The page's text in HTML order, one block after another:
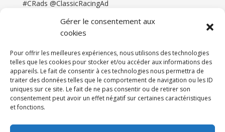
Gérer le consentement aux
cookies
Pour offrir les meilleures expériences, nous utilisons des technologies
telles que les cookies pour stocker et/ou accéder aux informations des
appareils. Le fait de consentir à ces technologies nous permettra de
traiter des données telles que le comportement de navigation ou les ID
uniques sur ce site. Le fait de ne pas consentir ou de retirer son
consentement peut avoir un effet négatif sur certaines caractéristiques
et fonctions.
#CRads @ClassicRacingAd
Newsletter & Presse
Partenaires Tarifs